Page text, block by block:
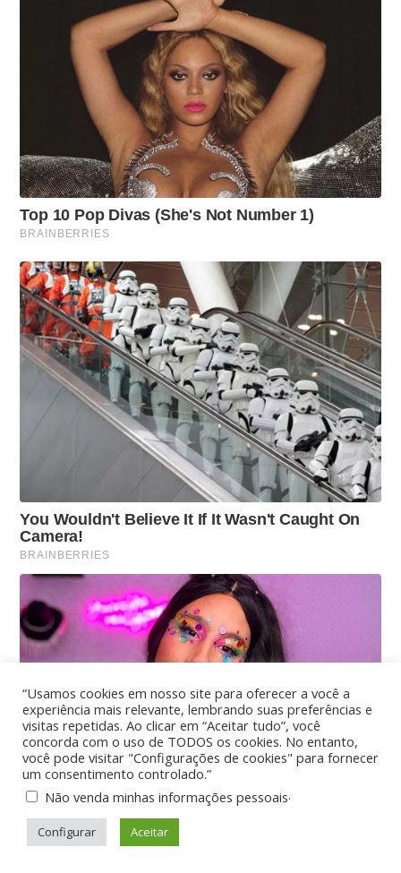
“Usamos cookies em nosso site para oferecer a você a
experiência mais relevante, lembrando suas preferências e
visitas repetidas. Ao clicar em “Aceitar tudo”, você
concorda com o uso de TODOS os cookies. No entanto,
você pode visitar "Configurações de cookies" para fornecer
um consentimento controlado.”
Não venda minhas informações pessoais.
Configurar Aceitar